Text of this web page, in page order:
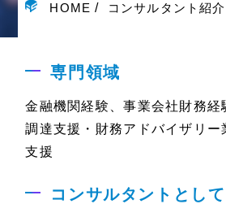
HOME コンサルタント紹介
専門領域
金融機関経験、事業会社財務経
調達支援・財務アドバイザリー
支援
コンサルタントとし